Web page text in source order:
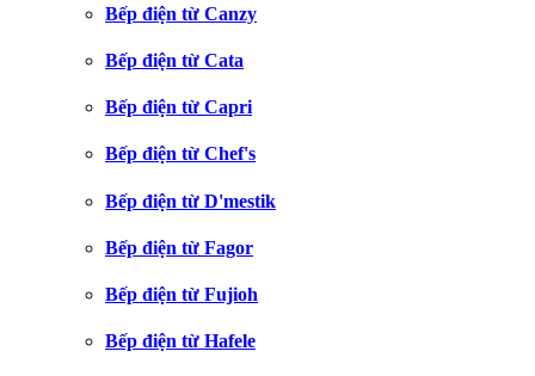
Bếp điện từ Canzy
Bếp điện từ Cata
Bếp điện từ Capri
Bếp điện từ Chef's
Bếp điện từ D'mestik
Bếp điện từ Fagor
Bếp điện từ Fujioh
Bếp điện từ Hafele